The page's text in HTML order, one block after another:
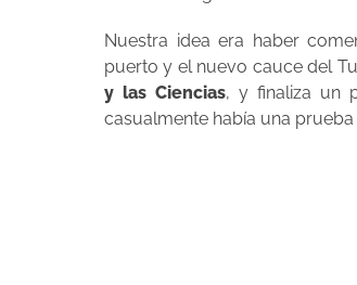
Nuestra idea era haber
puerto y el nuevo cauce del
y las Ciencias, y finaliza un
casualmente había una